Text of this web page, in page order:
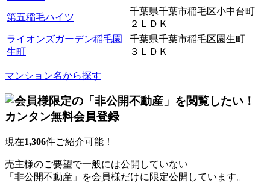
第五稲毛ハイツ
千葉県千葉市稲毛区小中台町
２ＬＤＫ
ライオンズガーデン稲毛園
生町
千葉県千葉市稲毛区園生町
３ＬＤＫ
マンション名から探す
現在1,306件ご紹介可能！
売主様のご要望で一般には公開していない
「非公開不動産」を会員様だけに限定公開しています。